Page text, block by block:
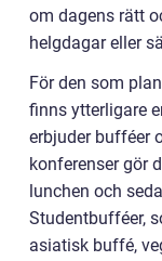
om dagens rätt
helgdagar eller
För den som
finns ytterligare
erbjuder bufféer
konferenser gör
lunchen och
Studentbufféer,
asiatisk buffé,